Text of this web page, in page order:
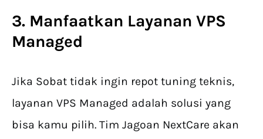
3. Manfaatkan Layanan VPS
Managed
Jika Sobat tidak ingin repot tuning teknis,
layanan VPS Managed adalah solusi yang
bisa kamu pilih. Tim Jagoan NextCare akan